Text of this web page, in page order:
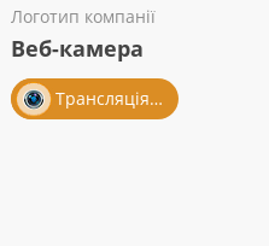
Логотип компанії
Веб-камера
Трансляція із салону